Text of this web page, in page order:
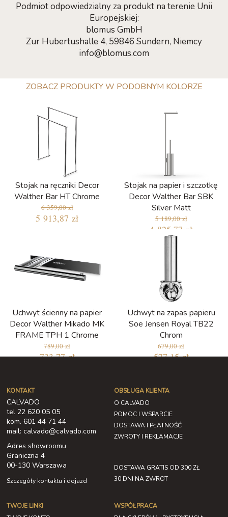
Podmiot odpowiedzialny za produkt na terenie Unii
Europejskiej:
blomus GmbH
Zur Hubertushalle 4, 59846 Sundern, Niemcy
info@blomus.com
ZOBACZ PRODUKTY W PODOBNYM KOLORZE
Stojak na ręczniki Decor
Walther Bar HT Chrome
6 359,00 zł
5 913,87 zł
Stojak na papier i szczotkę
Decor Walther Bar SBK
Silver Matt
5 189,00 zł
4 825,77 zł
Uchwyt ścienny na papier
Decor Walther Mikado MK
FRAME TPH 1 Chrome
789,00 zł
733,77 zł
Uchwyt na zapas papieru
Soe Jensen Royal TB22
Chrom
679,00 zł
577,15 zł
KONTAKT
CALVADO
tel 22 620 05 05
kom. 601 44 71 44
mail: calvado@calvado.com
Adres showroomu
Graniczna 4
00-130 Warszawa
Szczegóły kontaktu i dojazd
OBSŁUGA KLIENTA
O CALVADO
POMOC I WSPARCIE
DOSTAWA I PŁATNOŚĆ
ZWROTY I REKLAMACJE
DOSTAWA GRATIS OD 300 ZŁ
30 DNI NA ZWROT
TWOJE LINKI
WSPÓŁPRACA